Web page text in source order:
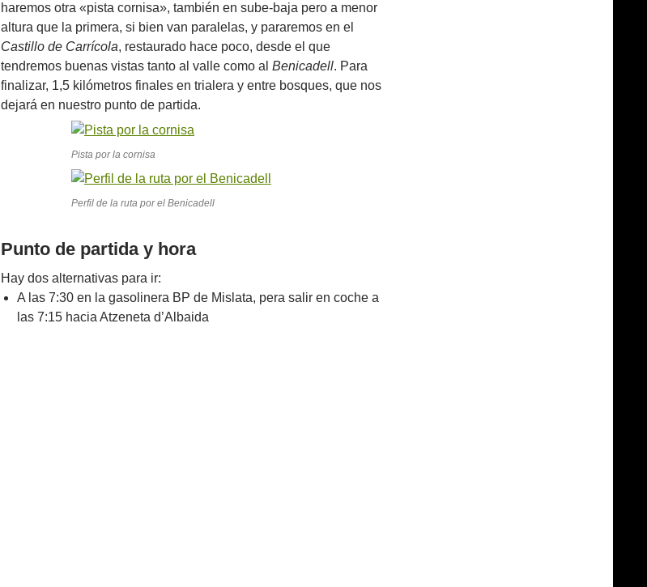
haremos otra «pista cornisa», también en sube-baja pero a menor
altura que la primera, si bien van paralelas, y pararemos en el
Castillo de Carrícola, restaurado hace poco, desde el que
tendremos buenas vistas tanto al valle como al Benicadell. Para
finalizar, 1,5 kilómetros finales en trialera y entre bosques, que nos
dejará en nuestro punto de partida.
Pista por la cornisa
Perfil de la ruta por el Benicadell
Punto de partida y hora
Hay dos alternativas para ir:
A las 7:30 en la gasolinera BP de Mislata, pera salir en coche a
las 7:15 hacia Atzeneta d’Albaida